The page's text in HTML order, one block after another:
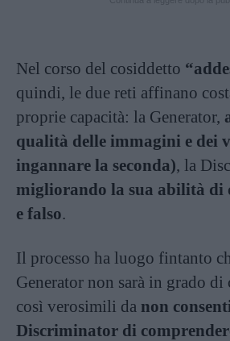
Nel corso del cosiddetto
quindi, le due reti affinano
proprie capacità: la Generator,
qualità delle immagini e dei
ingannare la seconda), la
migliorando la sua abilità di
e falso.
Il processo ha luogo fintanto
Generator non sarà in grado di
così verosimili da non
Discriminator di